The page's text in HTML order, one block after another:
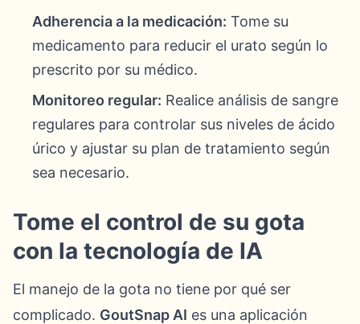
Adherencia a la medicación: Tome su
medicamento para reducir el urato según lo
prescrito por su médico.
Monitoreo regular: Realice análisis de sangre
regulares para controlar sus niveles de ácido
úrico y ajustar su plan de tratamiento según
sea necesario.
Tome el control de su gota
con la tecnología de IA
El manejo de la gota no tiene por qué ser
complicado. GoutSnap AI es una aplicación